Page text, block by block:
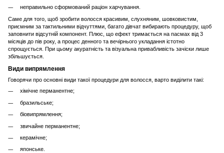
неправильно сформований раціон харчування.
Саме для того, щоб зробити волосся красивим, слухняним, шовковистим,
приємним за тактильними відчуттями, багато дівчат вибирають процедуру, щоб
заповнити відсутній компонент. Плюс, що ефект тримається на пасмах від 3
місяців до пів року, а процес денного та вечірнього укладання істотно
спрощується. При цьому акуратність та візуальна привабливість зачіски лише
збільшується.
Види випрямлення
Говорячи про основні види такої процедури для волосся, варто виділити такі:
хімічне перманентне;
бразильське;
біовипрямлення;
звичайне перманентне;
керамічне;
японське.